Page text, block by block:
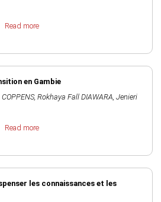
Read more
en Gambie
COPPENS, Rokhaya Fall DIAWARA, Jenieri
Read more
les connaissances et les